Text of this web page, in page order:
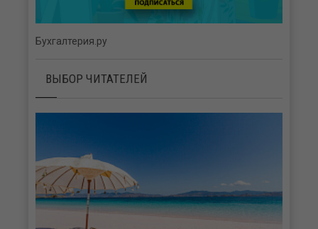
Бухгалтерия.ру
ВЫБОР ЧИТАТЕЛЕЙ